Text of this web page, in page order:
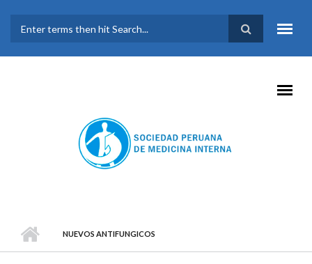
FORMULARIO DE
BÚSQUEDA
NUEVOS ANTIFUNGICOS